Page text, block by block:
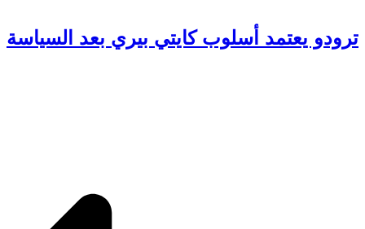
ترودو يعتمد أسلوب كايتي بيري بعد السياسة